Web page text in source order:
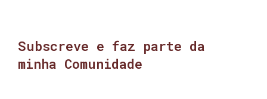
Subscreve e faz parte da
minha Comunidade